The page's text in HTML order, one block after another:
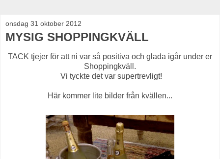
onsdag 31 oktober 2012
MYSIG SHOPPINGKVÄLL
TACK tjejer för att ni var så positiva och glada igår under er
Shoppingkväll.
Vi tyckte det var supertrevligt!
Här kommer lite bilder från kvällen...